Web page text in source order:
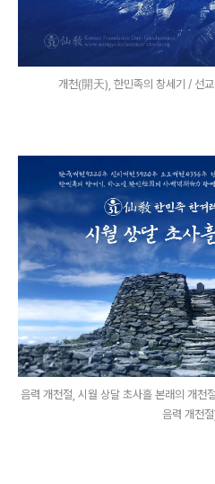
개천(開天), 한민족의 창세기 / 선
음력 개천절, 시월 상달 초사흘 본래의 개천
음력 개천절